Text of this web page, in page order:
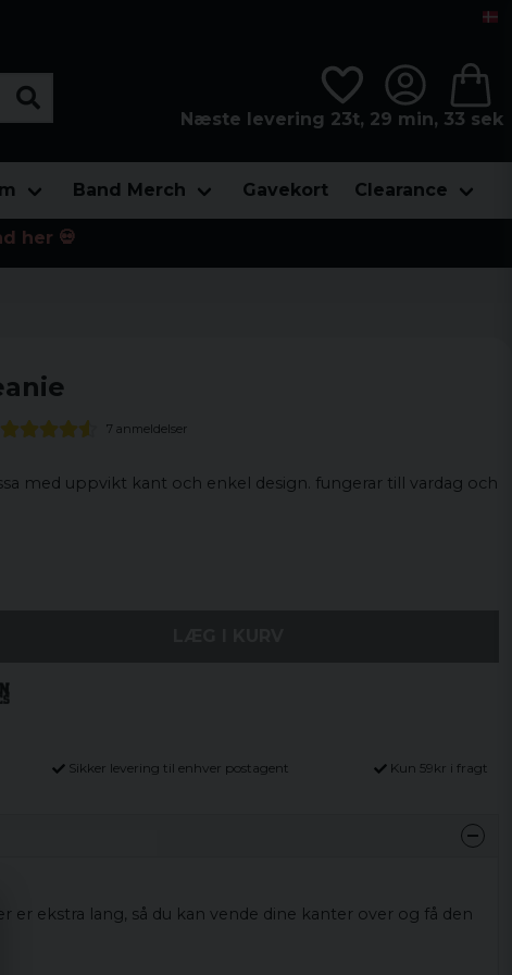
Næste levering 23t, 29 min, 32 sek
Band Merch Gavekort Clearance
her 💀
7 anmeldelser
med uppvikt kant och enkel design. fungerar till vardag och
Sikker levering til enhver postagent Kun 59kr i fragt
er ekstra lang, så du kan vende dine kanter over og få den